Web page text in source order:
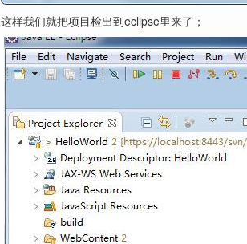
这样我们就把项目检出到eclipse里来了；